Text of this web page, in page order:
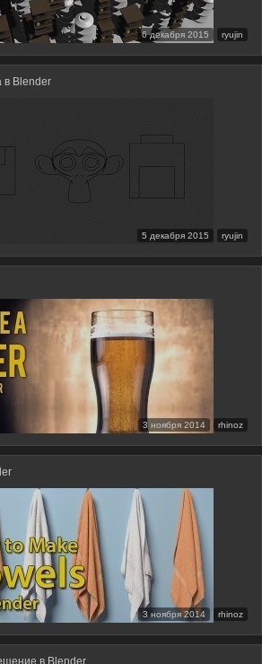
6 декабря 2015 ryujin
в Blender
5 декабря 2015 ryujin
3 ноября 2014 rhinoz
3 ноября 2014 rhinoz
в Blender